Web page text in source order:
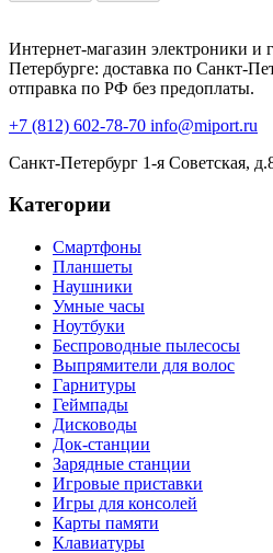
Интернет-магазин электроники и
Петербурге: доставка по Санкт-
отправка по РФ без предоплаты.
+7 (812) 602-78-70 info@miport.ru
Санкт-Петербург 1-я Советская,
Категории
Смартфоны
Планшеты
Наушники
Умные часы
Ноутбуки
Беспроводные пылесосы
Выпрямители для волос
Гарнитуры
Геймпады
Дисководы
Док-станции
Зарядные станции
Игровые приставки
Игры для консолей
Карты памяти
Клавиатуры